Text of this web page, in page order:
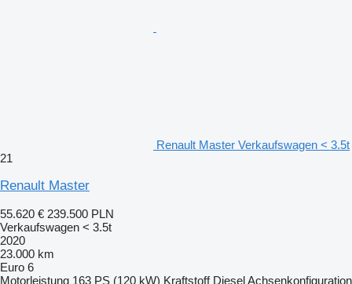
Renault Master Verkaufswagen < 3.5t
21
Renault Master
55.620 € 239.500 PLN
Verkaufswagen < 3.5t
2020
23.000 km
Euro 6
Motorleistung 163 PS (120 kW) Kraftstoff DieselAchsenkonfiguration